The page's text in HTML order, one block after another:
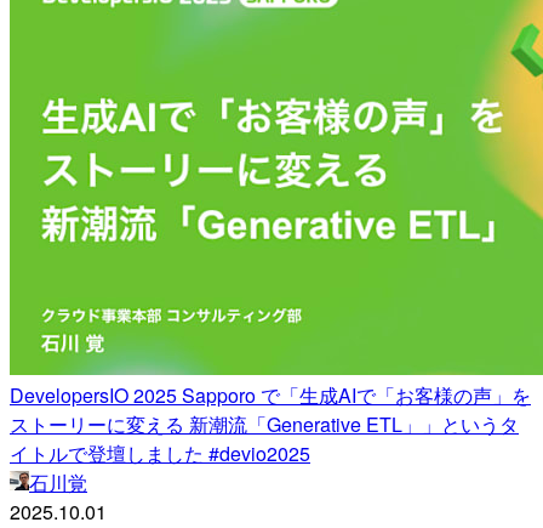
DevelopersIO 2025 Sapporo で「生成AIで「お客様の声」を
ストーリーに変える 新潮流「Generative ETL」」というタ
イトルで登壇しました #devio2025
石川覚
2025.10.01